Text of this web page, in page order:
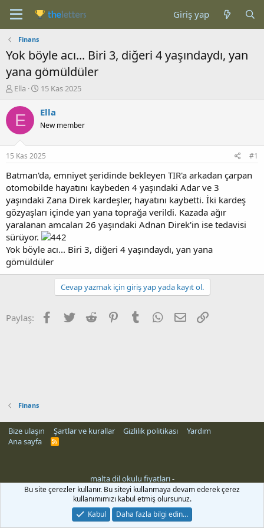
Giriş yap
Finans
Yok böyle acı... Biri 3, diğeri 4 yaşındaydı, yan
yana gömüldüler
K
n
b
u
u
b
a
l
a
t
a
n
Ella
B
ş
a
g
ı
ç
t
a
r
i
h
15 Kas 2025
E Ella
New member
15 Kas 2025 #1
Batman'da, emniyet şeridinde bekleyen TIR'a arkadan çarpan
otomobilde hayatını kaybeden 4 yaşındaki Adar ve 3
yaşındaki Zana Direk kardeşler, hayatını kaybetti. İki kardeş
gözyaşları içinde yan yana toprağa verildi. Kazada ağır
yaralanan amcaları 26 yaşındaki Adnan Direk'in ise tedavisi
sürüyor.
Yok böyle acı... Biri 3, diğeri 4 yaşındaydı, yan yana
gömüldüler
Cevap yazmak için giriş yap yada kayıt ol.
Paylaş: Facebook
Twitter Reddit PinterestTumblr WhatsApp
E-posta
Finans
Bize ulaşın Şartlar ve kurallar Gizlilik politikası
Yardım
Ana sayfa
R
malta dil okulu fiyatları-
Bu site çerezler kullanır. Bu siteyi kullanmaya devam ederek çerez
kullanımımızı kabul etmiş olursunuz.
Kabul
Daha fazla bilgi edin…